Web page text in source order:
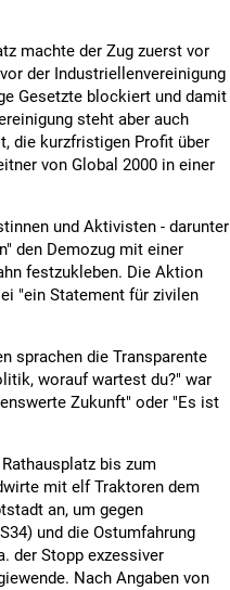
machte der Zug zuerst vor
der Industriellenvereinigung
Gesetzte blockiert und damit
steht aber auch
die kurzfristigen Profit über
von Global 2000 in einer
und Aktivisten - darunter
den Demozug mit einer
festzukleben. Die Aktion
"ein Statement für zivilen
sprachen die Transparente
worauf wartest du?" war
Zukunft" oder "Es ist
bis zum
mit elf Traktoren dem
an, um gegen
und die Ostumfahrung
der Stopp exzessiver
Nach Angaben von